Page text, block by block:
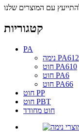
קטגוריות
PA
נימה PA612
חוט PA610
חוט PA6
חוט PA66
חוט PP
חוט PBT
חוט מחודד